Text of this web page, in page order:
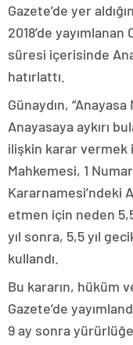
Gazete’de yer
2018’de
süresi içerisinde
hatırlattı.
Günaydın,
Anayasaya aykırı
ilişkin karar vermek
Mahkemesi, 1
Kararnamesi’ndeki
etmen için neden
yıl sonra, 5,5 yıl
kullandı.
Bu kararın, hüküm
Gazete’de
9 ay sonra